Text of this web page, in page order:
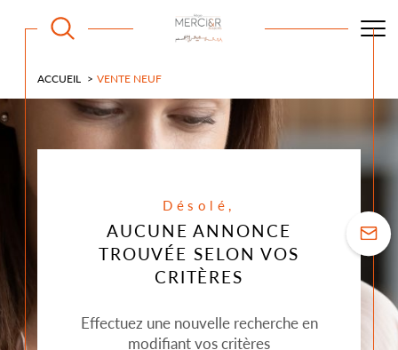
ACCUEIL VENTE NEUF
Désolé,
AUCUNE ANNONCE
TROUVÉE SELON VOS
CRITÈRES
Effectuez une nouvelle recherche en
modifiant vos critères